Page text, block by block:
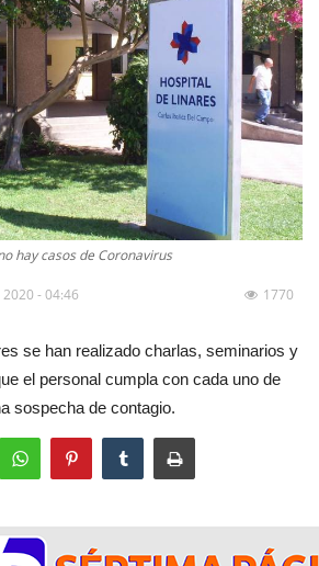
hay casos de Coronavirus
- 04:46 1770
se han realizado charlas, seminarios y
el personal cumpla con cada uno de
sospecha de contagio.